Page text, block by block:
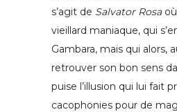
s’agit de Salvator Rosaoù
vieillard maniaque, qui
Gambara, mais qui alors,
retrouver son bon sens
puise l’illusion qui lui fait
cacophonies pour de